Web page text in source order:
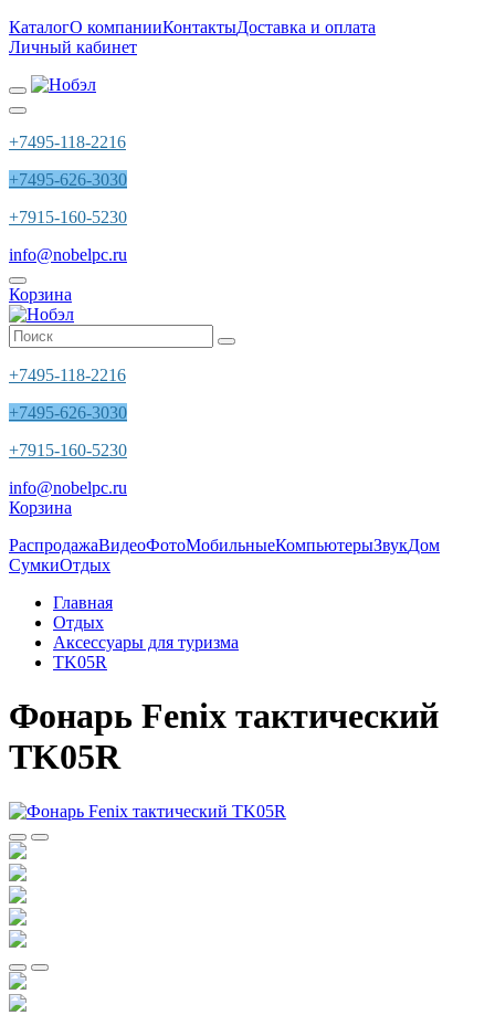
КаталогО компанииКонтактыДоставка и оплата
Личный кабинет
+7495-118-2216
+7495-626-3030
+7915-160-5230
info@nobelpc.ru
Корзина
+7495-118-2216
+7495-626-3030
+7915-160-5230
info@nobelpc.ru
Корзина
РаспродажаВидеоФотоМобильныеКомпьютерыЗвукДом
СумкиОтдых
Главная
Отдых
Аксессуары для туризма
TK05R
Фонарь Fenix тактический
TK05R